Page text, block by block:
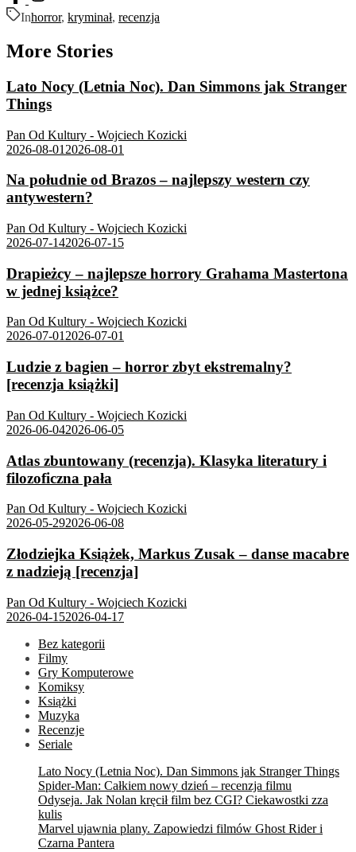
Inhorror, kryminał, recenzja
More Stories
Lato Nocy (Letnia Noc). Dan Simmons jak Stranger
Things
Pan Od Kultury - Wojciech Kozicki
2026-08-01 2026-08-01
Na południe od Brazos – najlepszy western czy
antywestern?
Pan Od Kultury - Wojciech Kozicki
2026-07-142026-07-15
Drapieżcy – najlepsze horrory Grahama Mastertona
w jednej książce?
Pan Od Kultury - Wojciech Kozicki
2026-07-012026-07-01
Ludzie z bagien – horror zbyt ekstremalny?
[recenzja książki]
Pan Od Kultury - Wojciech Kozicki
2026-06-042026-06-05
Atlas zbuntowany (recenzja). Klasyka literatury i
filozoficzna pała
Pan Od Kultury - Wojciech Kozicki
2026-05-292026-06-08
Złodziejka Książek, Markus Zusak – danse macabre
z nadzieją [recenzja]
Pan Od Kultury - Wojciech Kozicki
2026-04-152026-04-17
Bez kategorii
Filmy
Gry Komputerowe
Komiksy
Książki
Muzyka
Recenzje
Seriale
Lato Nocy (Letnia Noc). Dan Simmons jak Stranger Things
Spider-Man: Całkiem nowy dzień – recenzja filmu
Odyseja. Jak Nolan kręcił film bez CGI? Ciekawostki zza
kulis
Marvel ujawnia plany. Zapowiedzi filmów Ghost Rider i
Czarna Pantera